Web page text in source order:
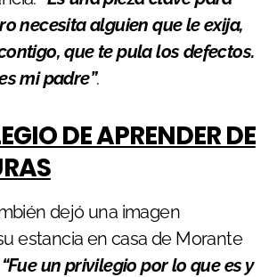
necesita alguien que le exija,
que te pula los defectos.
mi padre”.
DE APRENDER DE
dejó una imagen
estancia en casa de Morante
“Fue un privilegio por lo que es y